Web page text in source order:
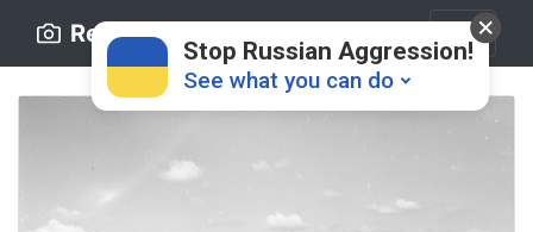
Retro.ck.ua
Stop Russian Aggression!
See what you can do